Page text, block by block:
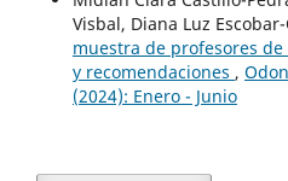
Visbal, Diana Luz
muestra de profesores
y recomendaciones ,
(2024): Enero - Junio